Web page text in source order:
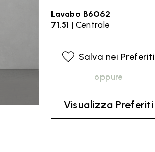
Lavabo B6O62
71.51 | Centrale
Salva nei Preferiti
oppure
Visualizza Preferiti